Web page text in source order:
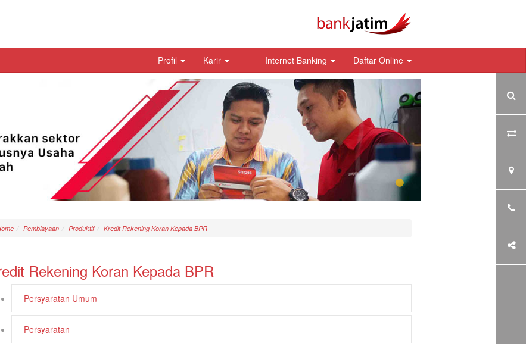
Profil Karir Internet Banking Daftar Online
Pembiayaan Produktif Kredit Rekening Koran Kepada BPR
Rekening Koran Kepada BPR
Persyaratan Umum
Persyaratan